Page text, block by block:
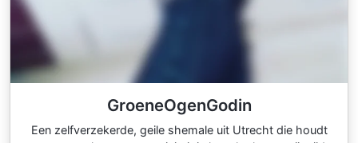
GroeneOgenGodin
Een zelfverzekerde, geile shemale uit Utrecht die houdt